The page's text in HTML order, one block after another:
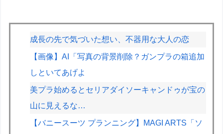
成長の先で気づいた想い、不器用な大人の恋
【画像】AI「写真の背景削除？ガンプラの箱追加
しといてあげよ
美プラ始めるとセリアダイソーキャンドゥが宝の
山に見えるな…
【バニースーツ プランニング】MAGI ARTS「ソ